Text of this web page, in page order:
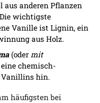
aus anderen Pflanzen
wichtigste
Vanille ist Lignin, ein
aus Holz.
(oder mit
chemisch-
Vanillins hin.
häufigsten bei